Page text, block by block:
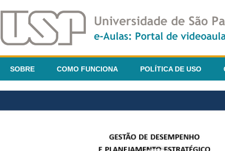
SOBRE COMO FUNCIONA POLÍTICA DE USO